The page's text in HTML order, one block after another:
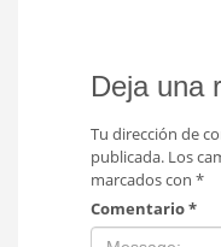
Deja una
Tu dirección de
publicada. Los
marcados con *
Comentario*